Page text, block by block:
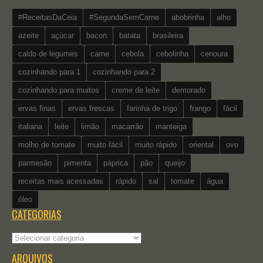
#ReceitasDaCeia #SegundaSemCarne abobrinha alho
azeite açúcar bacon batata brasileira
caldo de legumes carne cebola cebolinha cenoura
cozinhando para 1 cozinhando para 2
cozinhando para muitos creme de leite demorado
ervas finas ervas frescas farinha de trigo frango fácil
italiana leite limão macarrão manteiga
molho de tomate muito fácil muito rápido oriental ovo
parmesão pimenta páprica pão queijo
receitas mais acessadas rápido sal tomate água
óleo
CATEGORIAS
Categorias
ARQUIVOS